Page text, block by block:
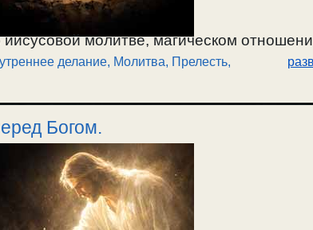
молитве, магическом
может помогать творить иисусову
О смысле использования четок.
и правильную борьбу со страстями.
замирают, затихают, но не
пройти искушения от ближних, и
наедине. / 11.04.2026.
делание, Молитва, Прелесть,
Богом.